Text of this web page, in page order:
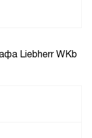
Liebherr WKb